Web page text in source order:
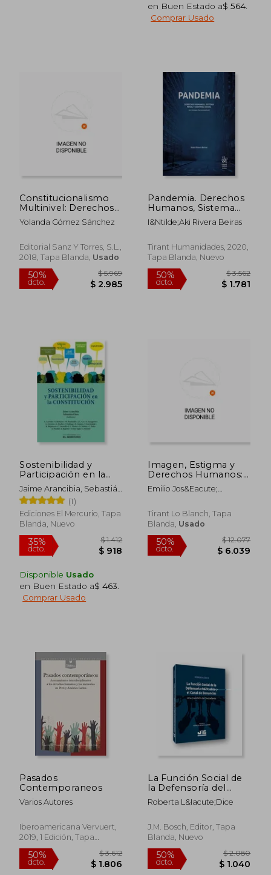
15%
dcto.
en Buen Estado a$ 564
Comprar Usado
Constitucionalismo
Multinivel: Derechos
Fundamentales
Yolanda Gómez Sánchez
Editorial Sanz Y Torres, S.l.,
2018, Tapa Blanda, Usado
Pandemia. Derechos
Humanos, Sistema
Penal y Control Social
(en Tiempos de
I&Ntilde;Aki Rivera Beiras
Tirant Humanidades, 2020,
Tapa Blanda, Nuevo
Sostenibilidad y
Participación en la
Constitución
Jaime Arancibia, Sebastián
Claro, Ilustraciones De
Juan Berrio
(1)
Ediciones El Mercurio, Tapa
Blanda, Nuevo
35%
dcto.
Disponible Usado
en Buen Estado a$ 463
Comprar Usado
Imagen, Estigma y
Derechos Humanos:
Claves Para Abordar
la Vulnerabilidad y la
Desde el Trabajo
Social y la com
Emilio Jos&Eacute;
Tirant Lo Blanch, Tapa
Blanda, Usado
50%
dcto. $
Pasados
Contemporaneos
Varios Autores
Iberoamericana Vervuert,
2019, 1 Edición, Tapa
Blanda, Nuevo
La Función Social de
la Defensoría del
Pueblo y el Canal de
Denuncias: Una
Ciudadanía
Roberta L&Iacute;Dice
J.M. Bosch, Editor, Tapa
Blanda, Nuevo